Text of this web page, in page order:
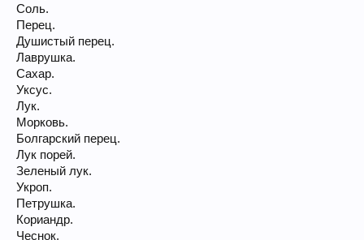
Соль.
Перец.
Душистый перец.
Лаврушка.
Сахар.
Уксус.
Лук.
Морковь.
Болгарский перец.
Лук порей.
Зеленый лук.
Укроп.
Петрушка.
Кориандр.
Чеснок.